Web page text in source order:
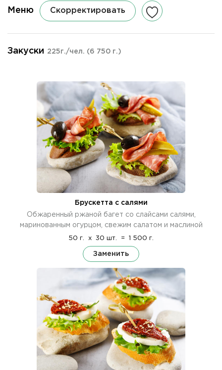
Меню Скорректировать
Закуски 225г./чел. (6 750 г.)
Брускетта с салями
Обжаренный ржаной багет со слайсами салями,
маринованным огурцом, свежим салатом и маслиной
50 г. x 30 шт. = 1 500 г.
Заменить